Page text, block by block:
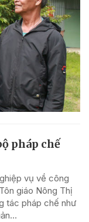
pháp chế
vụ về công
giáo Nông Thị
tác pháp chế như